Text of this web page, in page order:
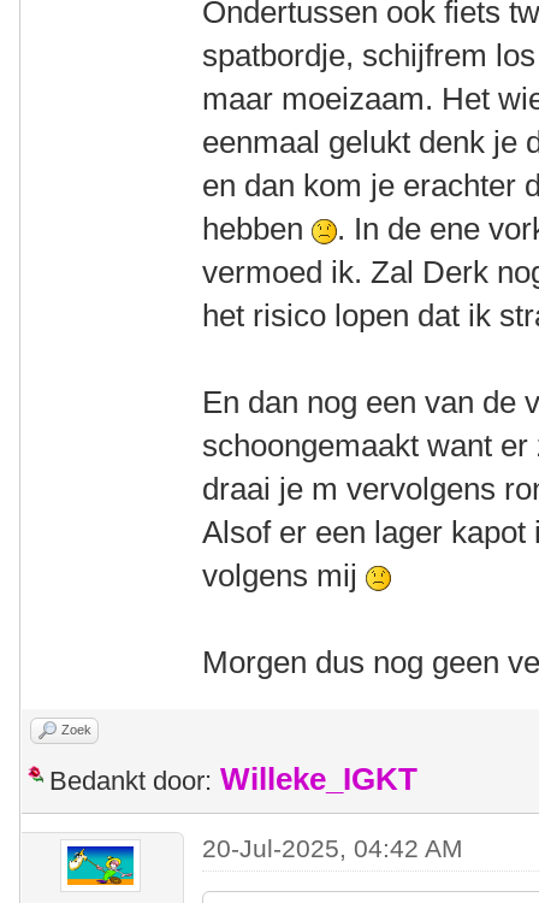
Ondertussen ook fiets
spatbordje, schijfrem
maar moeizaam. Het
eenmaal gelukt denk je
en dan kom je erachter
hebben
. In de ene
vermoed ik. Zal Derk
het risico lopen dat ik
En dan nog een van de
schoongemaakt want
draai je m vervolgens
Alsof er een lager
volgens mij
Morgen dus nog geen
Zoek
Bedankt door: Willeke_IGKT
20-Jul-2025, 04:42 AM